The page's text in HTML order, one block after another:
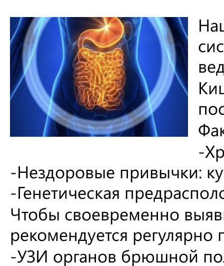
-
-Нездоровые привычки:
-Генетическая
Чтобы своевременно
рекомендуется
-УЗИ органов брюшной